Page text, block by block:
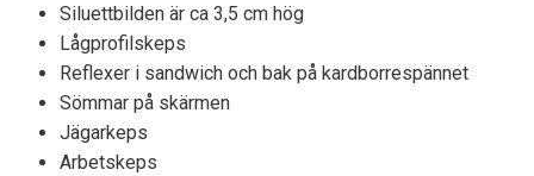
Siluettbilden är ca 3,5 cm hög
Lågprofilskeps
Reflexer i sandwich och bak på kardborrespännet
Sömmar på skärmen
Jägarkeps
Arbetskeps